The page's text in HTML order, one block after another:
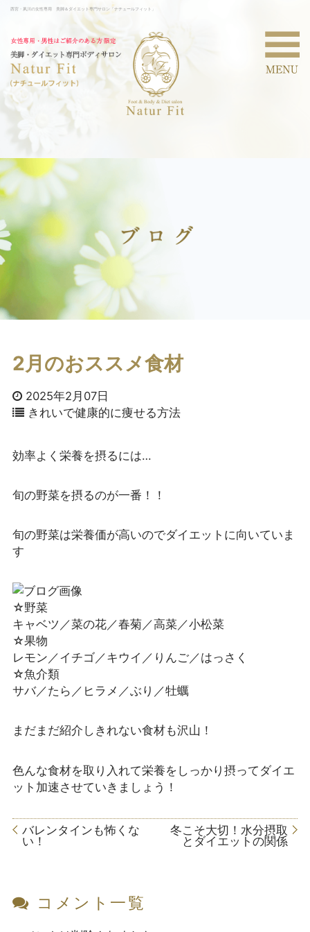
西宮・夙川の女性専用 美脚＆ダイエット専門サロン「ナチュールフィット」
2月のおススメ食材
2025年2月07日
きれいで健康的に痩せる方法
効率よく栄養を摂るには…
旬の野菜を摂るのが一番！！
旬の野菜は栄養価が高いのでダイエットに向いていま
す
☆野菜
キャベツ／菜の花／春菊／高菜／小松菜
☆果物
レモン／イチゴ／キウイ／りんご／はっさく
☆魚介類
サバ／たら／ヒラメ／ぶり／牡蠣
まだまだ紹介しきれない食材も沢山！
色んな食材を取り入れて栄養をしっかり摂ってダイエ
ット加速させていきましょう！
バレンタインも怖くな
い！
冬こそ大切！水分摂取
とダイエットの関係
コメント一覧